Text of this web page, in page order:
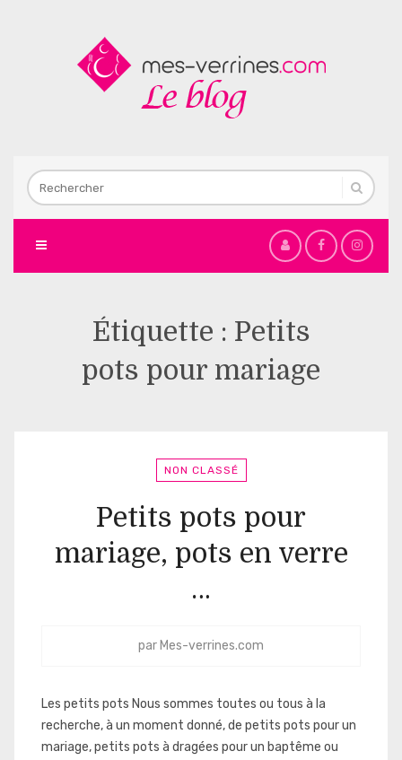
Étiquette : Petits
pots pour mariage
NON CLASSÉ
Petits pots pour
mariage, pots en verre
…
par Mes-verrines.com
Les petits pots Nous sommes toutes ou tous à la
recherche, à un moment donné, de petits pots pour un
mariage, petits pots à dragées pour un baptême ou